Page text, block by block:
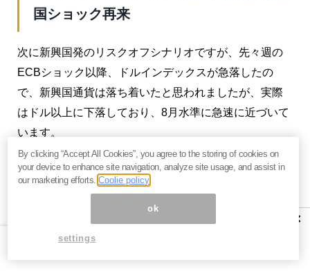
国ショック再来
次に新興国発のリスクオフシナリオですが、先々週の
ECBショック以降、ドルインデックスが急落したの
で、新興国通貨は落ち着いたと思われましたが、実際
はドル以上に下落しており、8月水準に急速に近づいて
います。
トルコに関しては、ロシアからの制裁もあるので、フ
ラジャイル5の中では最も危険です。
通貨が1割減価すれば、借金は1割増えるのですから、
米利上げでトルコリラが売られるにつれ、トルコのデ
×
By clicking “Accept All Cookies”, you agree to the storing of cookies on
your device to enhance site navigation, analyze site usage, and assist in
our marketing efforts.Coolie policy
ok
settings